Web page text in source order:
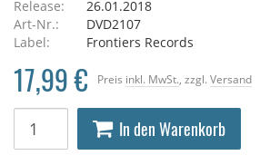
Release:
26.01.2018
Art-Nr.:
DVD2107
Label:
Frontiers Records
Preis inkl. MwSt. , zzgl. Versand
17,99 €
In den Warenkorb